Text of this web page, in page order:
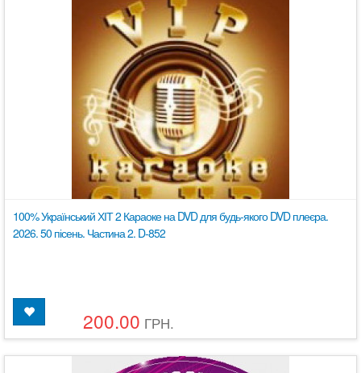
100% Український ХІТ 2 Караоке на DVD для будь-якого DVD плеєра.
2026. 50 пісень. Частина 2. D-852
200.00 ГРН.